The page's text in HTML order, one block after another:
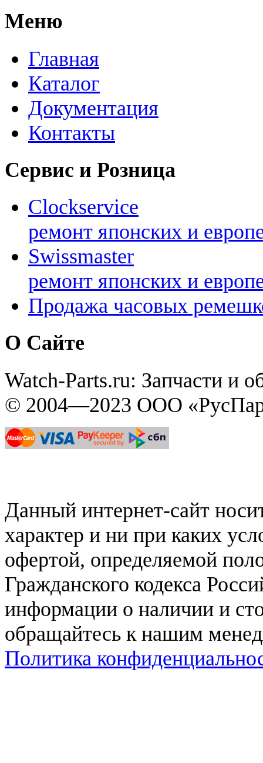
Меню
Главная
Каталог
Документация
Контакты
Сервис и Розница
Clockservice
ремонт японских и
Swissmaster
ремонт японских и
Продажа часовых
О Сайте
Watch-Parts.ru: Запчасти и
© 2004—2023 ООО
Данный интернет-сайт
характер и ни при каких
офертой, определяемой
Гражданского кодекса
информации о наличии и
обращайтесь к нашим
Политика